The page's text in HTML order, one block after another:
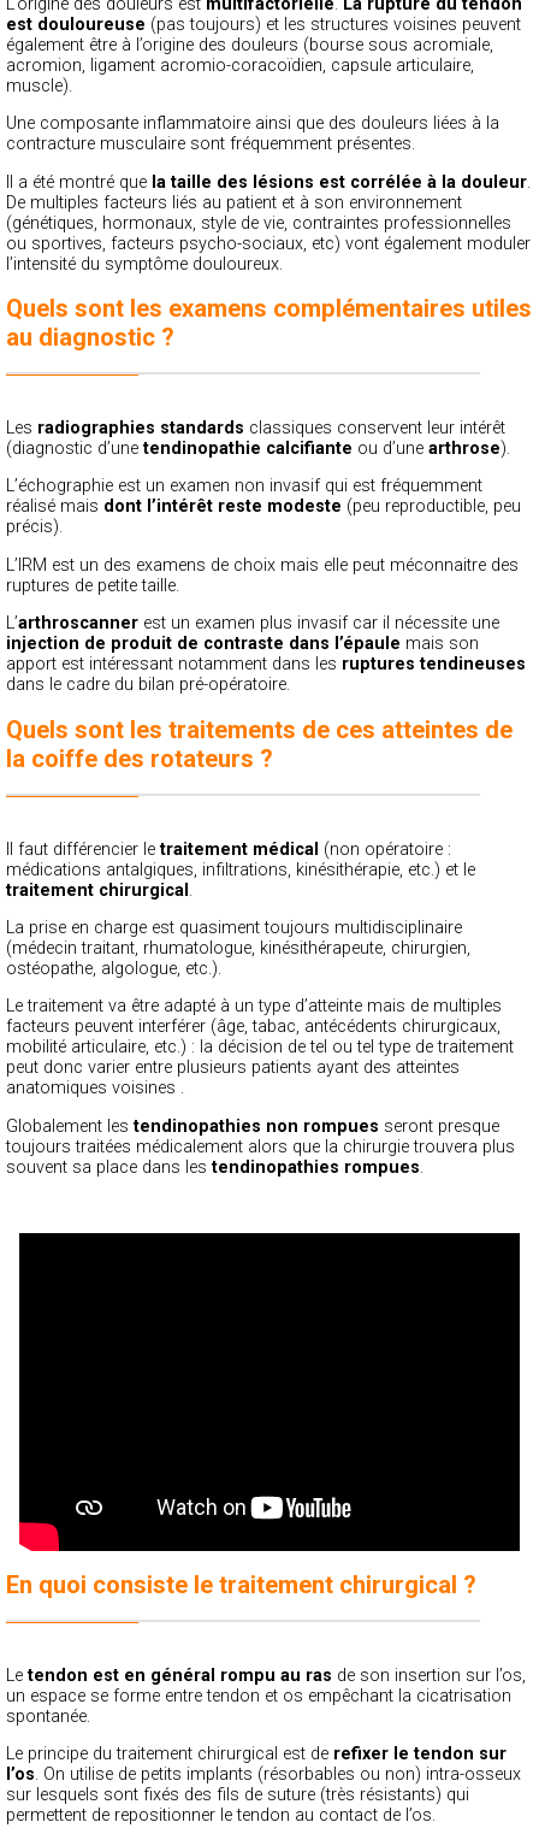
est douloureuse (pas toujours) et les structures voisines peuvent
également être à l’origine des douleurs (bourse sous acromiale,
acromion, ligament acromio-coracoïdien, capsule articulaire,
muscle).
Une composante inflammatoire ainsi que des douleurs liées à la
contracture musculaire sont fréquemment présentes.
Il a été montré que la taille des lésions est corrélée à la douleur.
De multiples facteurs liés au patient et à son environnement
(génétiques, hormonaux, style de vie, contraintes professionnelles
ou sportives, facteurs psycho-sociaux, etc) vont également moduler
l’intensité du symptôme douloureux.
Quels sont les examens complémentaires utiles
au diagnostic ?
Les radiographies standards classiques conservent leur intérêt
(diagnostic d’unetendinopathie calcifiante ou d’une arthrose).
L’échographie est un examen non invasif qui est fréquemment
réalisé mais dont l’intérêt reste modeste (peu reproductible, peu
précis).
L’IRM est un des examens de choix mais elle peut méconnaitre des
ruptures de petite taille.
L’arthroscanner est un examen plus invasif car il nécessite une
injection de produit de contraste dans l’épaule mais son
apport est intéressant notamment dans les ruptures tendineuses
dans le cadre du bilan pré-opératoire.
Quels sont les traitements de ces atteintes de
la coiffe des rotateurs ?
Il faut différencier letraitement médical (non opératoire :
médications antalgiques, infiltrations, kinésithérapie, etc.) et le
traitement chirurgical .
La prise en charge est quasiment toujours multidisciplinaire
(médecin traitant, rhumatologue, kinésithérapeute, chirurgien,
ostéopathe, algologue, etc.).
Le traitement va être adapté à un type d’atteinte mais de multiples
facteurs peuvent interférer (âge, tabac, antécédents chirurgicaux,
mobilité articulaire, etc.) : la décision de tel ou tel type de traitement
peut donc varier entre plusieurs patients ayant des atteintes
anatomiques voisines .
Globalement lestendinopathies non rompues seront presque
toujours traitées médicalement alors que la chirurgie trouvera plus
souvent sa place dans lestendinopathies rompues.
En quoi consiste le traitement chirurgical ?
Letendon est en général rompu au ras de son insertion sur l’os,
un espace se forme entre tendon et os empêchant la cicatrisation
spontanée.
Le principe du traitement chirurgical est de refixer le tendon sur
l’os. On utilise de petits implants (résorbables ou non) intra-osseux
sur lesquels sont fixés des fils de suture (très résistants) qui
permettent de repositionner le tendon au contact de l’os.